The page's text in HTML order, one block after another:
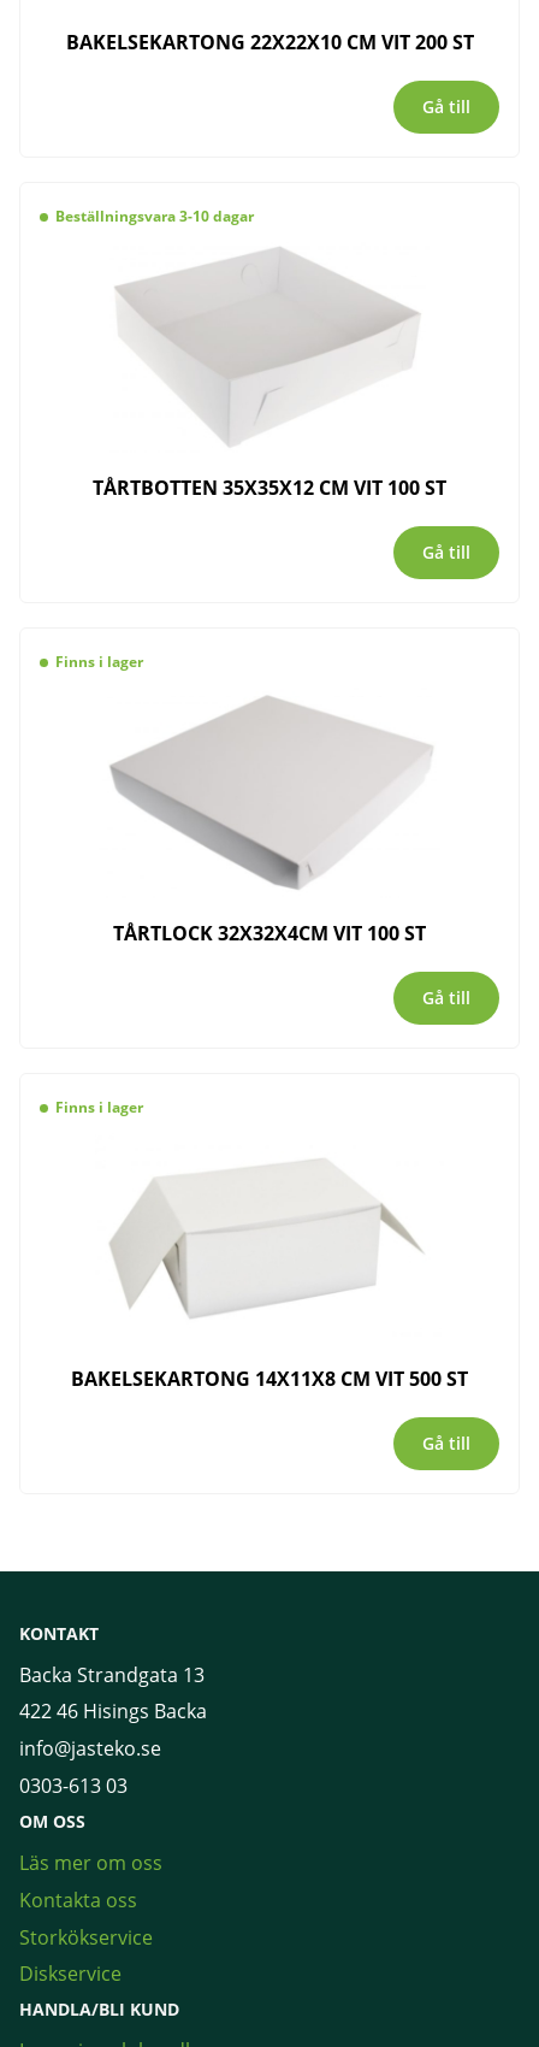
BAKELSEKARTONG 22X22X10 CM VIT 200 ST
Gå till
Beställningsvara 3-10 dagar
TÅRTBOTTEN 35X35X12 CM VIT 100 ST
Gå till
Finns i lager
TÅRTLOCK 32X32X4CM VIT 100 ST
Gå till
Finns i lager
BAKELSEKARTONG 14X11X8 CM VIT 500 ST
Gå till
KONTAKT
Backa Strandgata 13
422 46 Hisings Backa
info@jasteko.se
0303-613 03
OM OSS
Läs mer om oss
Kontakta oss
Storkökservice
Diskservice
HANDLA/BLI KUND